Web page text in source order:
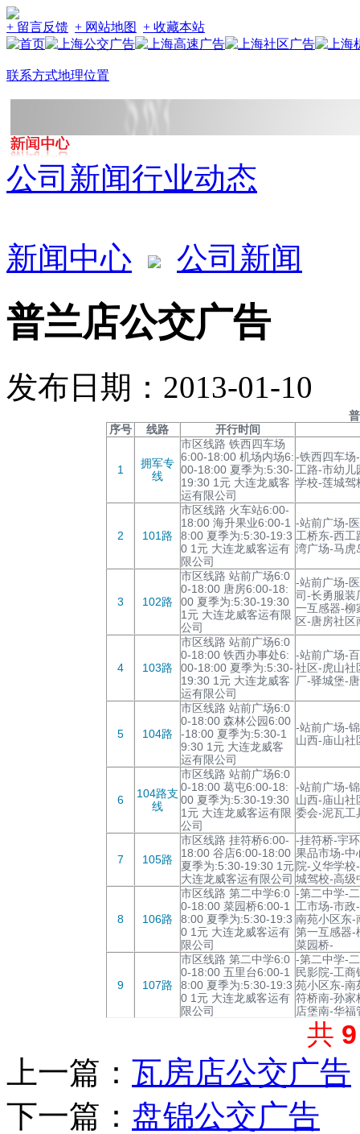
+ 留言反馈 + 网站地图 + 收藏本站
联系方式地理位置
公司新闻行业动态
新闻中心 公司新闻
普兰店公交广告
发布日期：2013-01-10
序号
线路 开行时间
1
拥军专
线
市区线路 铁西四车场
6:00-18:00 机场内场6:
00-18:00 夏季为:5:30-
19:30 1元 大连龙威客
运有限公司
-铁西四车场
工路-市幼儿
学校-莲城驾
2 101路
市区线路 火车站6:00-
18:00 海升果业6:00-1
8:00 夏季为:5:30-19:3
0 1元 大连龙威客运有
限公司
-站前广场-
工桥东-西工
湾广场-马虎
3 102路
市区线路 站前广场6:0
0-18:00 唐房6:00-18:
00 夏季为:5:30-19:30
1元 大连龙威客运有限
公司
-站前广场-
司-长勇服装
一互感器-柳
区-唐房社
4 103路
市区线路 站前广场6:0
0-18:00 铁西办事处6:
00-18:00 夏季为:5:30-
19:30 1元 大连龙威客
运有限公司
-站前广场-
社区-虎山社
厂-驿城堡-
5 104路
市区线路 站前广场6:0
0-18:00 森林公园6:00
-18:00 夏季为:5:30-1
9:30 1元 大连龙威客
运有限公司
-站前广场-
山西-庙山
6
104路支
线
市区线路 站前广场6:0
0-18:00 葛屯6:00-18:
00 夏季为:5:30-19:30
1元 大连龙威客运有限
公司
-站前广场-
山西-庙山
委会-泥瓦工
7 105路
市区线路 挂符桥6:00-
18:00 谷店6:00-18:00
夏季为:5:30-19:30 1元
大连龙威客运有限公司
-挂符桥-宇
果品市场-中
院-义华学
城驾校-高级
8 106路
市区线路 第二中学6:0
0-18:00 菜园桥6:00-1
8:00 夏季为:5:30-19:3
0 1元 大连龙威客运有
限公司
-第二中学-
工市场-市
南苑小区东-
第一互感器-
菜园桥-
9 107路
市区线路 第二中学6:0
0-18:00 五里台6:00-1
8:00 夏季为:5:30-19:3
0 1元 大连龙威客运有
限公司
-第二中学-
民影院-工
苑小区东-南
符桥南-孙家
店堡南-华
共
上一篇： 瓦房店公交广告
下一篇： 盘锦公交广告